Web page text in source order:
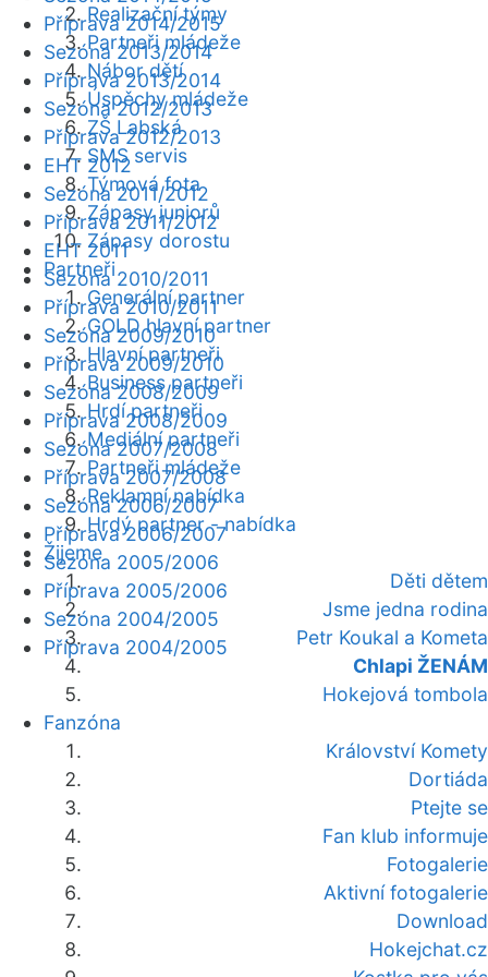
Realizační týmy
Partneři mládeže
Nábor dětí
Úspěchy mládeže
ZŠ Labská
SMS servis
Týmová fota
Zápasy juniorů
Zápasy dorostu
Partneři
Generální partner
GOLD hlavní partner
Hlavní partneři
Business partneři
Hrdí partneři
Mediální partneři
Partneři mládeže
Reklamní nabídka
Hrdý partner - nabídka
Žijeme
Děti dětem
Jsme jedna rodina
Petr Koukal a Kometa
Chlapi ŽENÁM
Hokejová tombola
Fanzóna
Království Komety
Dortiáda
Ptejte se
Fan klub informuje
Fotogalerie
Aktivní fotogalerie
Download
Hokejchat.cz
Příprava 2014/2015
Sezóna 2013/2014
Příprava 2013/2014
Sezóna 2012/2013
Příprava 2012/2013
EHT 2012
Sezóna 2011/2012
Příprava 2011/2012
EHT 2011
Sezóna 2010/2011
Příprava 2010/2011
Sezóna 2009/2010
Příprava 2009/2010
Sezóna 2008/2009
Příprava 2008/2009
Sezóna 2007/2008
Příprava 2007/2008
Sezóna 2006/2007
Příprava 2006/2007
Sezóna 2005/2006
Příprava 2005/2006
Sezóna 2004/2005
Příprava 2004/2005